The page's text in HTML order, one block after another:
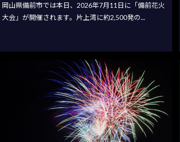
岡山県備前市では本日、2026年7月11日に「備前花火
大会」が開催されます。片上湾に約2,500発の...